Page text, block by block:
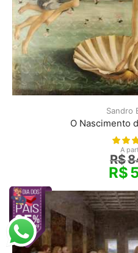
Sandro
O Nascimento
A
R$
R$